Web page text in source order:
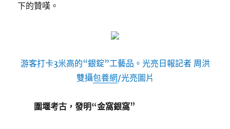
下的贊嘆。
游客打卡3米高的“銀錠”工藝品。光亮日報記者 周洪
雙攝包養網/光亮圖片
圍堰考古，發明“金窩銀窩”